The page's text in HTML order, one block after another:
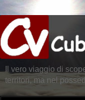
Il vero viaggio di
territori, ma nel